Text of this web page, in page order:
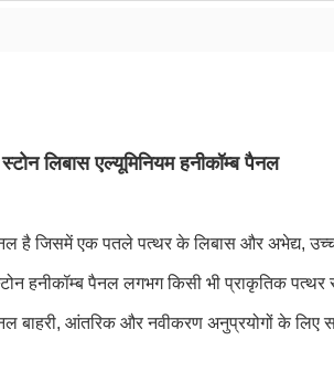
लिबास एल्यूमिनियम हनीकॉम्ब पैनल
है जिसमें एक पतले पत्थर के लिबास और अभेद्य,
हनीकॉम्ब पैनल लगभग किसी भी प्राकृतिक
बाहरी, आंतरिक और नवीकरण अनुप्रयोगों के लिए